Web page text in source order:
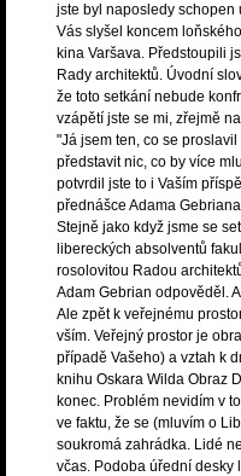
jste byl naposledy schopen
Vás slyšel koncem
kina Varšava. Předstoupili
Rady architektů. Úvodní
že toto setkání nebude
vzápětí jste se mi, zřejmě
"Já jsem ten, co se
představit nic, co by více
potvrdil jste to i Vaším
přednášce Adama
Stejně jako když jsme se
libereckých absolventů
rosolovitou Radou
Adam Gebrian odpověděl.
Ale zpět k veřejnému
vším. Veřejný prostor je
případě Vašeho) a vztah k
knihu Oskara Wilda Obraz
konec. Problém nevidím v
ve faktu, že se (mluvím o
soukromá zahrádka. Lidé
včas. Podoba úřední desky